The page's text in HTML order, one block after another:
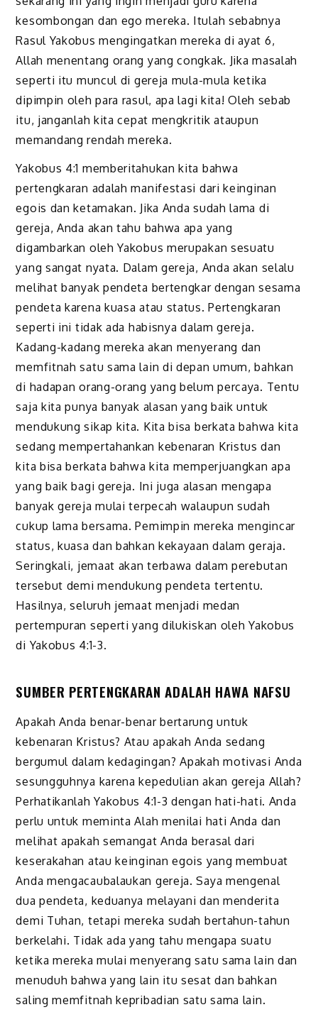
kesombongan dan ego mereka. Itulah sebabnya
Rasul Yakobus mengingatkan mereka di ayat 6,
Allah menentang orang yang congkak. Jika masalah
seperti itu muncul di gereja mula-mula ketika
dipimpin oleh para rasul, apa lagi kita! Oleh sebab
itu, janganlah kita cepat mengkritik ataupun
memandang rendah mereka.
Yakobus 4:1 memberitahukan kita bahwa
pertengkaran adalah manifestasi dari keinginan
egois dan ketamakan. Jika Anda sudah lama di
gereja, Anda akan tahu bahwa apa yang
digambarkan oleh Yakobus merupakan sesuatu
yang sangat nyata. Dalam gereja, Anda akan selalu
melihat banyak pendeta bertengkar dengan sesama
pendeta karena kuasa atau status. Pertengkaran
seperti ini tidak ada habisnya dalam gereja.
Kadang-kadang mereka akan menyerang dan
memfitnah satu sama lain di depan umum, bahkan
di hadapan orang-orang yang belum percaya. Tentu
saja kita punya banyak alasan yang baik untuk
mendukung sikap kita. Kita bisa berkata bahwa kita
sedang mempertahankan kebenaran Kristus dan
kita bisa berkata bahwa kita memperjuangkan apa
yang baik bagi gereja. Ini juga alasan mengapa
banyak gereja mulai terpecah walaupun sudah
cukup lama bersama. Pemimpin mereka mengincar
status, kuasa dan bahkan kekayaan dalam geraja.
Seringkali, jemaat akan terbawa dalam perebutan
tersebut demi mendukung pendeta tertentu.
Hasilnya, seluruh jemaat menjadi medan
pertempuran seperti yang dilukiskan oleh Yakobus
di Yakobus 4:1-3.
SUMBER PERTENGKARAN ADALAH HAWA NAFSU
Apakah Anda benar-benar bertarung untuk
kebenaran Kristus? Atau apakah Anda sedang
bergumul dalam kedagingan? Apakah motivasi Anda
sesungguhnya karena kepedulian akan gereja Allah?
Perhatikanlah Yakobus 4:1-3 dengan hati-hati. Anda
perlu untuk meminta Alah menilai hati Anda dan
melihat apakah semangat Anda berasal dari
keserakahan atau keinginan egois yang membuat
Anda mengacaubalaukan gereja. Saya mengenal
dua pendeta, keduanya melayani dan menderita
demi Tuhan, tetapi mereka sudah bertahun-tahun
berkelahi. Tidak ada yang tahu mengapa suatu
ketika mereka mulai menyerang satu sama lain dan
menuduh bahwa yang lain itu sesat dan bahkan
saling memfitnah kepribadian satu sama lain.